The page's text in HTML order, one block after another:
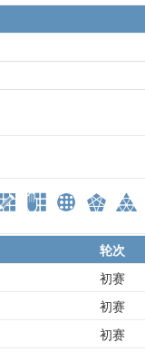
轮次
初赛
初赛
初赛